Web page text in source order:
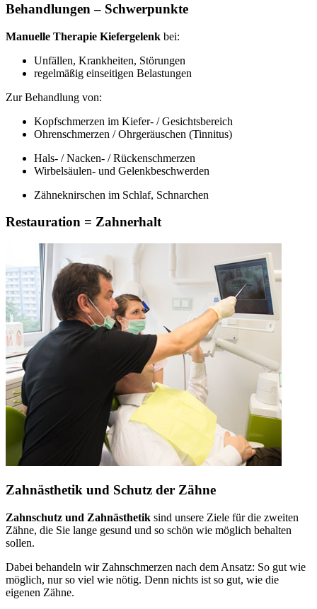
Behandlungen – Schwerpunkte
Manuelle Therapie Kiefergelenk bei:
Unfällen, Krankheiten, Störungen
regelmäßig einseitigen Belastungen
Zur Behandlung von:
Kopfschmerzen im Kiefer- / Gesichtsbereich
Ohrenschmerzen / Ohrgeräuschen (Tinnitus)
Hals- / Nacken- / Rückenschmerzen
Wirbelsäulen- und Gelenkbeschwerden
Zähneknirschen im Schlaf, Schnarchen
Restauration = Zahnerhalt
Zahnästhetik und Schutz der Zähne
Zahnschutz und Zahnästhetik sind unsere Ziele für die zweiten
Zähne, die Sie lange gesund und so schön wie möglich behalten
sollen.
Dabei behandeln wir Zahnschmerzen nach dem Ansatz: So gut wie
möglich, nur so viel wie nötig. Denn nichts ist so gut, wie die
eigenen Zähne.